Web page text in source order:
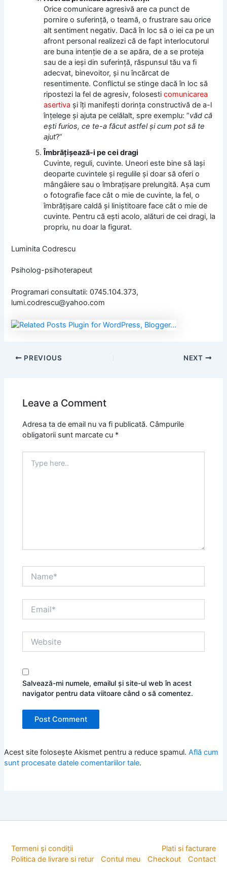
Orice comunicare agresivă are ca punct de
pornire o suferinţă, o teamă, o frustrare sau orice
alt sentiment negativ. Dacă în loc să o iei ca pe un
afront personal realizezi că de fapt interlocutorul
are buna intenţie de a se apăra, de a se proteja
sau de a ieşi din suferinţă, răspunsul tău va fi
adecvat, binevoitor, şi nu încărcat de
resentimente. Conflictul se stinge dacă în loc să
ripostezi la fel de agresiv, folosesticomunicarea
asertiva şi îţi manifeşti dorinţa constructivă de a-l
înţelege şi ajuta pe celălalt, spre exemplu: ”văd că
eşti furios, ce te-a făcut astfel şi cum pot să te
ajut?”
Îmbrăţişează-i pe cei dragi
Cuvinte, reguli, cuvinte. Uneori este bine să laşi
deoparte cuvintele şi regulile şi doar să oferi o
mângâiere sau o îmbraţişare prelungită. Aşa cum
o fotografie face cât o mie de cuvinte, la fel, o
îmbrăţişare caldă şi liniştitoare face cât o mie de
cuvinte. Pentru că eşti acolo, alături de cei dragi, la
propriu, nu doar la figurat.
Luminita Codrescu
Psiholog-psihoterapeut
Programari consultatii: 0745.104.373,
lumi.codrescu@yahoo.com
PREVIOUS NEXT
Leave a Comment
Adresa ta de email nu va fi publicată. Câmpurile
obligatorii sunt marcate cu *
here..
Salvează-mi numele, emailul și site-ul web în acest
navigator pentru data viitoare când o să comentez.
Acest site folosește Akismet pentru a reduce spamul. Află cum
sunt procesate datele comentariilor tale.
Termeni și condiții
Plati si facturare
Politica de livrare si retur
Contul meu Checkout Contact